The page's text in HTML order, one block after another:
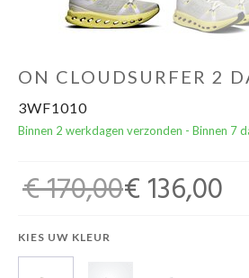
ON CLOUDSURFER 2
3WF1010
Binnen 2 werkdagen verzonden - Binnen 7
€ 170,00€ 136,00
KIES UW KLEUR